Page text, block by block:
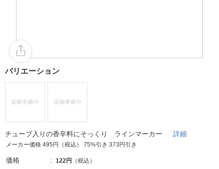
バリエーション
チューブ入りの香辛料にそっくり ラインマーカー 詳細
メーカー価格 495円（税込） 75%引き 373円引き
価格 122円 （税込）